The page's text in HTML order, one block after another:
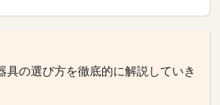
具の選び方を徹底的に解説していき